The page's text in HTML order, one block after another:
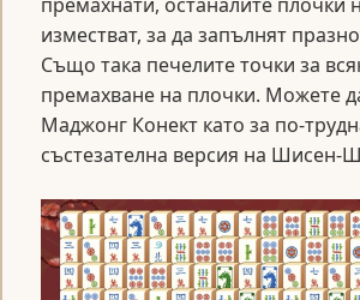
изместват, за да запълнят
Също така печелите точки за
премахване на плочки. Можете
Маджонг Конект като за по-
състезателна версия на Шисен-